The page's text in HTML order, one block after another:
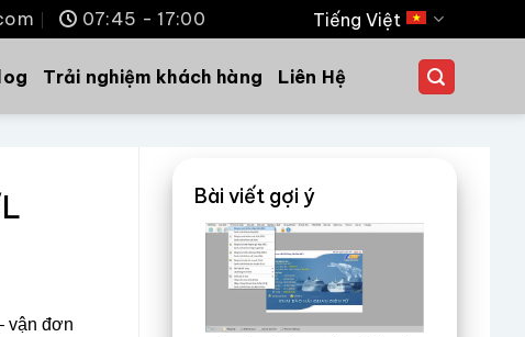
07:45 - 17:00 Tiếng Việt
Trải nghiệm khách hàng Liên Hệ
vận đơn
Bài viết gợi ý